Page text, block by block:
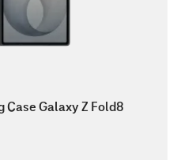
Case Galaxy Z Fold8